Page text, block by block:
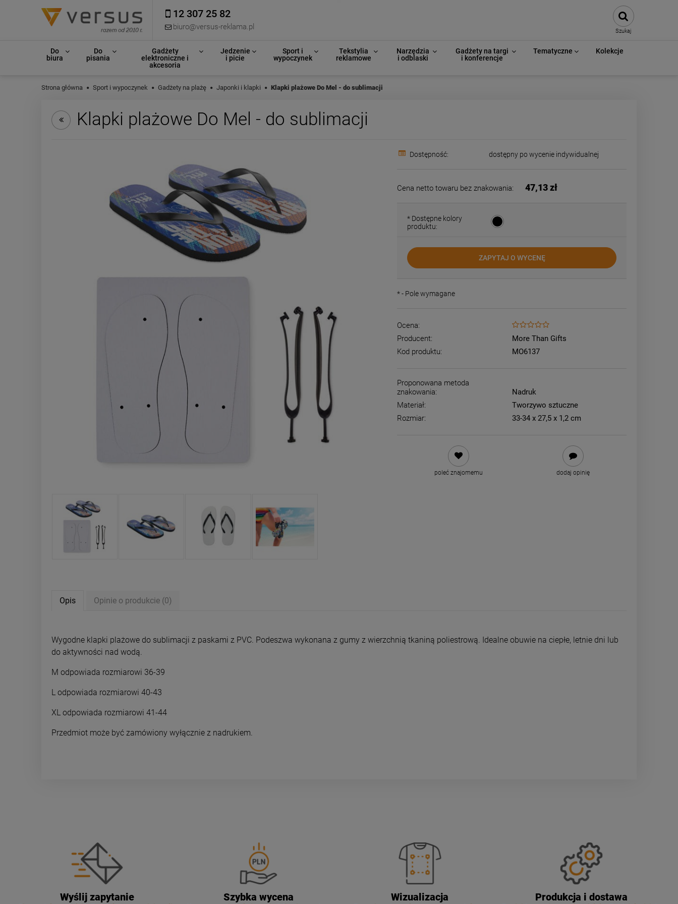
12 307 25 82
biuro@versus-reklama.pl Szukaj
Do
biura
Do
pisania
Gadżety
elektroniczne i
akcesoria
Jedzenie
i picie
Sport i
wypoczynek
Tekstylia
reklamowe
Narzędzia
i odblaski
Gadżety na targi
i konferencje
Tematyczne Kolekcje
Strona główna Sport i wypoczynek Gadżety na plażę Japonki i klapki Klapki plażowe Do Mel - do sublimacji
Klapki plażowe Do Mel - do sublimacji
Dostępność: dostępny po wycenie indywidualnej
Cena netto towaru bez znakowania: 47,13 zł
* Dostępne kolory
produktu:
ZAPYTAJ O WYCENĘ
*- Pole wymagane
Ocena:
Producent:
More Than Gifts
Kod produktu:
MO6137
Proponowana metoda
znakowania:
Nadruk
Materiał:
Tworzywo sztuczne
Rozmiar:
33-34 x 27,5 x 1,2 cm
poleć znajomemu dodaj opinię
Opis Opinie o produkcie (0)
Wygodne klapki plażowe do sublimacji z paskami z PVC. Podeszwa wykonana z gumy z wierzchnią tkaniną poliestrową. Idealne obuwie na ciepłe, letnie dni lub
do aktywności nad wodą.
M odpowiada rozmiarowi 36-39
L odpowiada rozmiarowi 40-43
XL odpowiada rozmiarowi 41-44
Przedmiot może być zamówiony wyłącznie z nadrukiem.
Wyślij zapytanie Szybka wycena Wizualizacja Produkcja i dostawa